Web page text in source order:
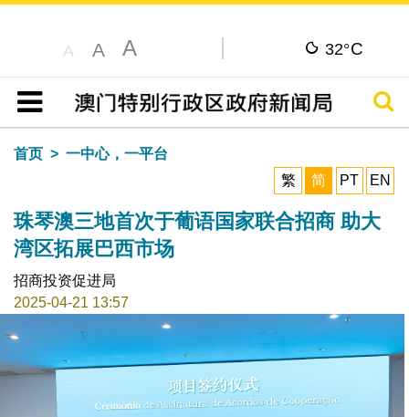
A A A 32°C
目录
搜寻
首页
一中心，一平台
繁
简 PT EN
珠琴澳三地首次于葡语国家联合招商 助大
湾区拓展巴西市场
招商投资促进局
2025-04-21 13:57